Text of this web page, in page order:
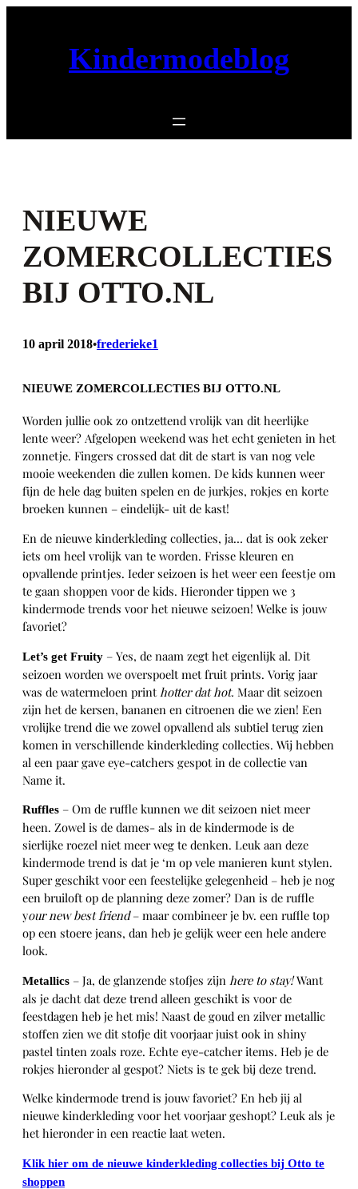
Kindermodeblog
NIEUWE
ZOMERCOLLECTIES
BIJ OTTO.NL
10 april 2018•frederieke1
NIEUWE ZOMERCOLLECTIES BIJ OTTO.NL
Worden jullie ook zo ontzettend vrolijk van dit heerlijke
lente weer? Afgelopen weekend was het echt genieten in het
zonnetje. Fingers crossed dat dit de start is van nog vele
mooie weekenden die zullen komen. De kids kunnen weer
fijn de hele dag buiten spelen en de jurkjes, rokjes en korte
broeken kunnen – eindelijk- uit de kast!
En de nieuwe kinderkleding collecties, ja… dat is ook zeker
iets om heel vrolijk van te worden. Frisse kleuren en
opvallende printjes. Ieder seizoen is het weer een feestje om
te gaan shoppen voor de kids. Hieronder tippen we 3
kindermode trends voor het nieuwe seizoen! Welke is jouw
favoriet?
Let’s get Fruity – Yes, de naam zegt het eigenlijk al. Dit
seizoen worden we overspoelt met fruit prints. Vorig jaar
was de watermeloen print hotter dat hot. Maar dit seizoen
zijn het de kersen, bananen en citroenen die we zien! Een
vrolijke trend die we zowel opvallend als subtiel terug zien
komen in verschillende kinderkleding collecties. Wij hebben
al een paar gave eye-catchers gespot in de collectie van
Name it.
Ruffles – Om de ruffle kunnen we dit seizoen niet meer
heen. Zowel is de dames- als in de kindermode is de
sierlijke roezel niet meer weg te denken. Leuk aan deze
kindermode trend is dat je ‘m op vele manieren kunt stylen.
Super geschikt voor een feestelijke gelegenheid – heb je nog
een bruiloft op de planning deze zomer? Dan is de ruffle
your new best friend– maar combineer je bv. een ruffle top
op een stoere jeans, dan heb je gelijk weer een hele andere
look.
Metallics – Ja, de glanzende stofjes zijn here to stay!Want
als je dacht dat deze trend alleen geschikt is voor de
feestdagen heb je het mis! Naast de goud en zilver metallic
stoffen zien we dit stofje dit voorjaar juist ook in shiny
pastel tinten zoals roze. Echte eye-catcher items. Heb je de
rokjes hieronder al gespot? Niets is te gek bij deze trend.
Welke kindermode trend is jouw favoriet? En heb jij al
nieuwe kinderkleding voor het voorjaar geshopt? Leuk als je
het hieronder in een reactie laat weten.
Klik hier om de nieuwe kinderkleding collecties bij Otto te
shoppen